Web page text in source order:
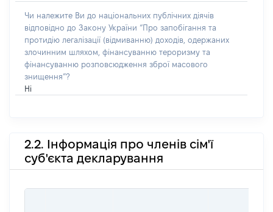
Чи належите Ви до національних публічних діячів
відповідно до Закону України “Про запобігання та
протидію легалізації (відмиванню) доходів, одержаних
злочинним шляхом, фінансуванню тероризму та
фінансуванню розповсюдження зброї масового
знищення”?
Ні
2.2. Інформація про членів сім'ї
суб'єкта декларування